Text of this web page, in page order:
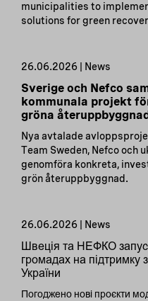
municipalities to
solutions for green
26.06.2026 | News
Sverige och Nefco
kommunala projekt
gröna återuppbyggnad
Nya avtalade
Team Sweden, Nefco och
genomföra konkreta,
grön återuppbyggnad.
26.06.2026 | News
Швеція та НЕФКО
громадах на підтримку
України
Погоджено нові проєкти